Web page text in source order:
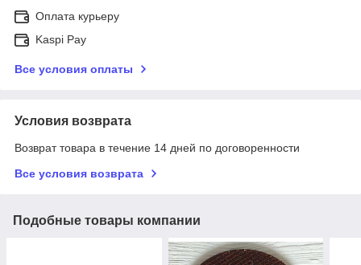
Оплата курьеру
Kaspi Pay
Все условия оплаты
Условия возврата
Возврат товара в течение 14 дней по договоренности
Все условия возврата
Подобные товары компании